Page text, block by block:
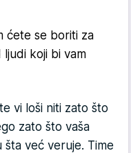
ćete se boriti za
ljudi koji bi vam
vi loši niti zato što
zato što vaša
već veruje. Time